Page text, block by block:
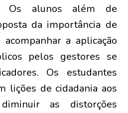
Os alunos além de
da importância de
a aplicação
pelos gestores se
Os estudantes
lições de cidadania aos
as distorções